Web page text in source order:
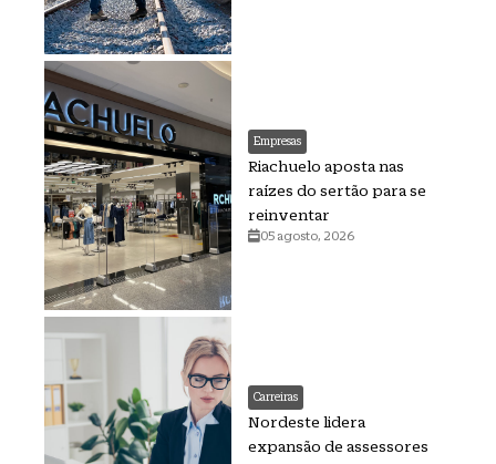
Empresas
Riachuelo aposta nas
raízes do sertão para se
reinventar
05 agosto, 2026
Carreiras
Nordeste lidera
expansão de assessores